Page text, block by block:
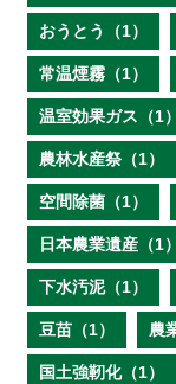
おうとう（1）
常温煙霧（1）
温室効果ガス（1）
農林水産祭（1）
空間除菌（1）
日本農業遺産（1）
下水汚泥（1）
豆苗（1） 農
国土強靭化（1）